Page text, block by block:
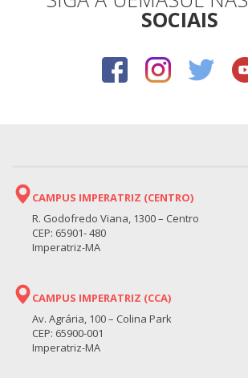
SOCIAIS
CAMPUS IMPERATRIZ (CENTRO)
R. Godofredo Viana, 1300 – Centro
CEP: 65901- 480
Imperatriz-MA
CAMPUS IMPERATRIZ (CCA)
Av. Agrária, 100 – Colina Park
CEP: 65900-001
Imperatriz-MA